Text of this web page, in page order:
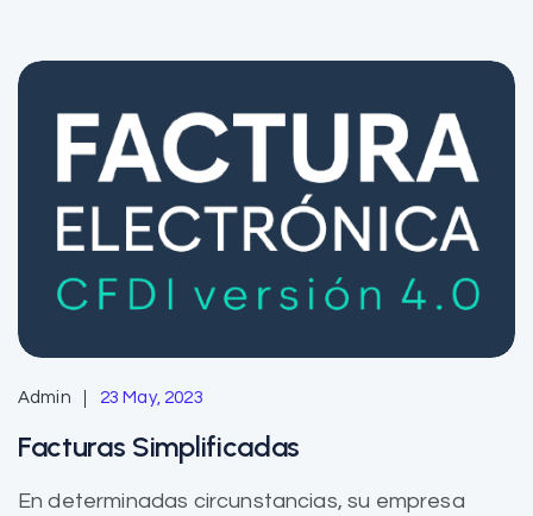
Admin 23 May, 2023
Facturas Simplificadas
En determinadas circunstancias, su empresa